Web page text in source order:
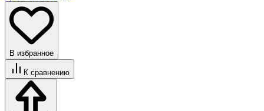
В избранное
К сравнению